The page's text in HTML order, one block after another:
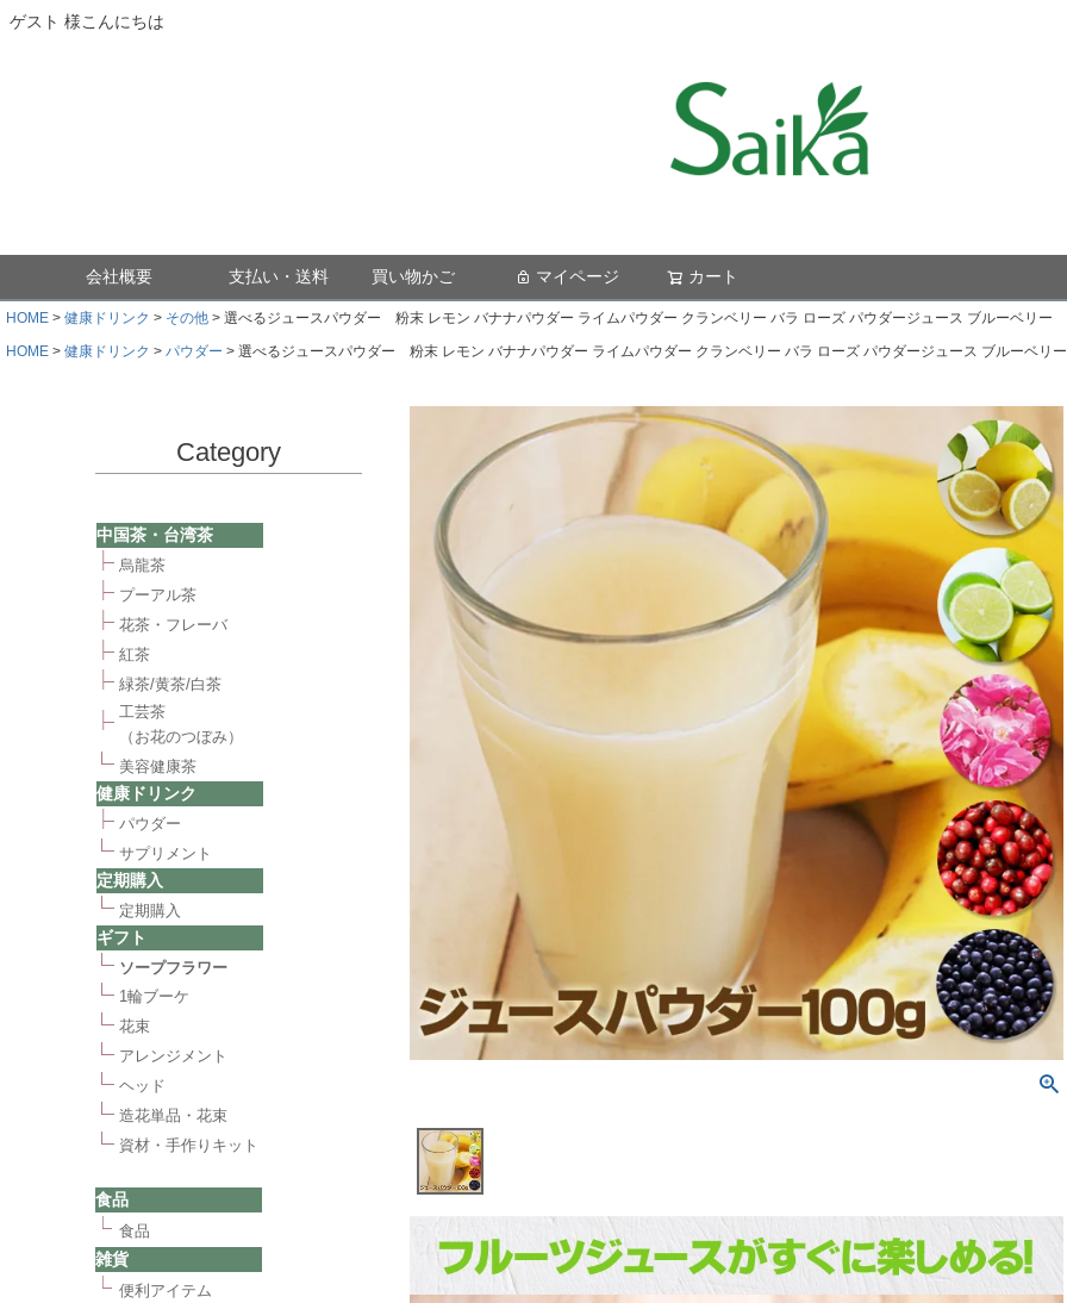
ゲスト 様こんにちは
会社概要 支払い・送料 買い物かご マイページ カート
HOME 健康ドリンク その他
選べるジュースパウダー 粉末 レモン バナナパウダー ライムパウダー クランベリー バラ ローズ パウダージュース ブルーベリー
HOME
健康ドリンク パウダー 選べるジュースパウダー 粉末 レモン バナナパウダー ライムパウダー クランベリー バラ ローズ パウダージュース ブルーベリー
Category
中国茶・台湾茶
烏龍茶
プーアル茶
花茶・フレーバ
紅茶
緑茶/黄茶/白茶
工芸茶
（お花のつぼみ）
美容健康茶
健康ドリンク
パウダー
サプリメント
定期購入
定期購入
ギフト
ソープフラワー
1輪ブーケ
花束
アレンジメント
ヘッド
造花単品・花束
資材・手作りキット
食品
食品
雑貨
便利アイテム